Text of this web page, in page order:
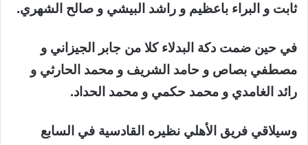
ثابت و البراء باعظيم و راشد البيشي و صالح الشهري.
في حين ضمت دكة البدلاء كلا من جابر الجيزاني و
مصطفي بصاص و حامد الشريف و محمد الحارثي و
رائد الغامدي و محمد حكمي و محمد الحداد.
وسيلاقي فريق الأهلي نظيره القادسية في السابع